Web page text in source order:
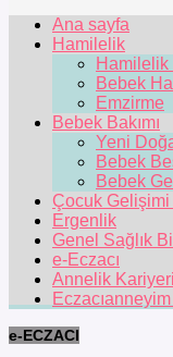
Ana sayfa
Hamilelik
Hamilelik
Bebek
Emzirme
Bebek Bakımı
Yeni
Bebek
Bebek
Çocuk
Ergenlik
Genel Sağlık
e-Eczacı
Annelik Kariyeri
Eczacıanneyim
e-ECZACI